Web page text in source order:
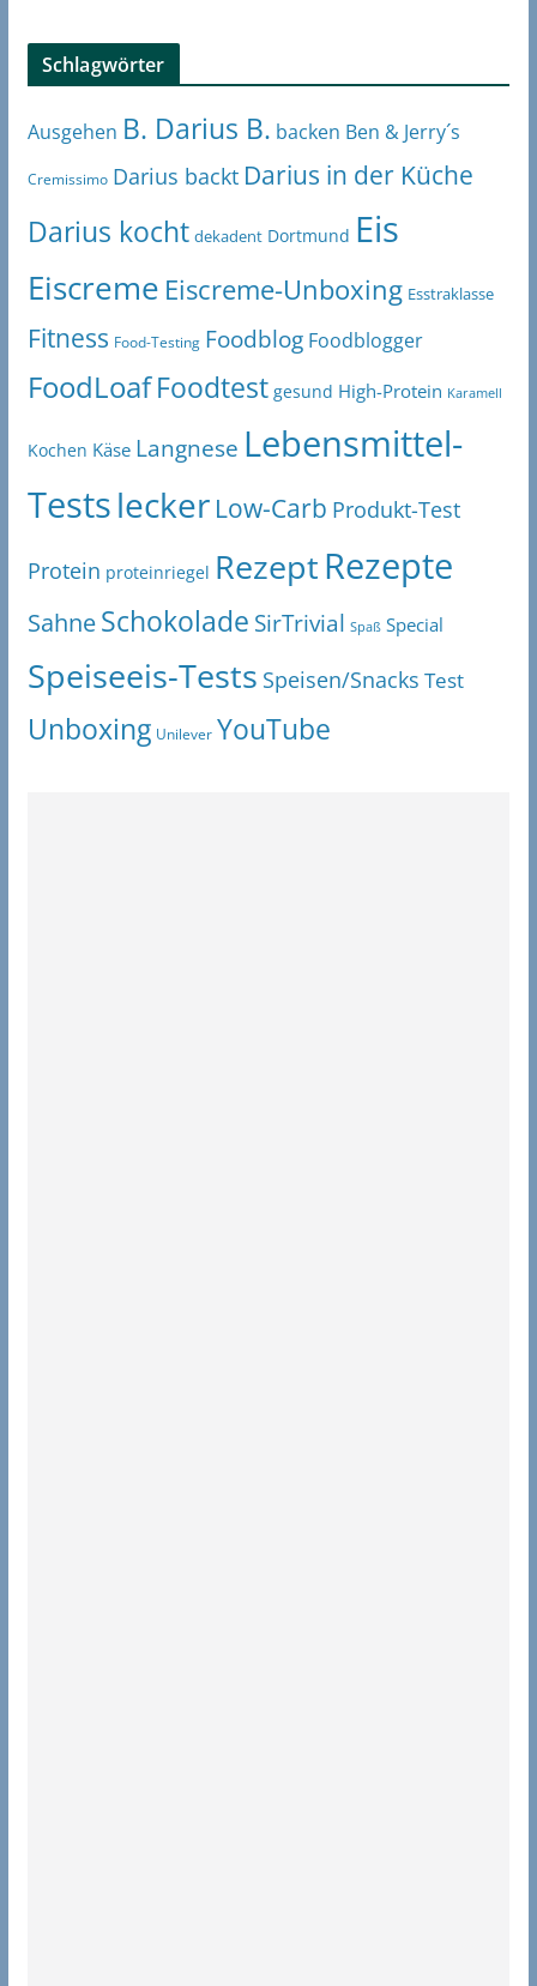
Schlagwörter
Ausgehen B. Darius B. backen Ben & Jerry´s
Cremissimo Darius backt Darius in der Küche
Darius kocht dekadent Dortmund Eis
Eiscreme Eiscreme-Unboxing Esstraklasse
Fitness Food-Testing Foodblog Foodblogger
FoodLoaf Foodtest gesund High-Protein Karamell
Kochen Käse Langnese Lebensmittel-
Testslecker Low-Carb Produkt-Test
Protein proteinriegel RezeptRezepte
SahneSchokolade SirTrivial Spaß Special
Speiseeis-Tests Speisen/Snacks Test
Unboxing Unilever YouTube